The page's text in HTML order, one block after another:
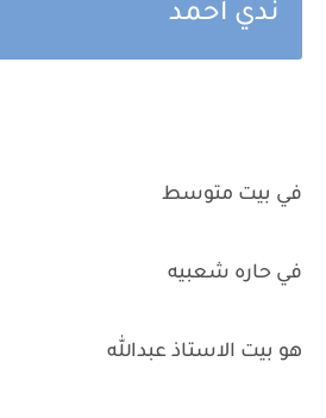
ندي احمد
في بيت متوسط
في حاره شعبيه
هو بيت الاستاذ عبدالله